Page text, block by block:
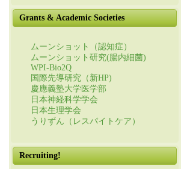
Grants & Academic Societies
ムーンショット（認知症）
ムーンショット研究(腸内細菌)
WPI-Bio2Q
国際先導研究（新HP)
慶應義塾大学医学部
日本神経科学学会
日本生理学会
うりずん（レスパイトケア）
Recruiting!